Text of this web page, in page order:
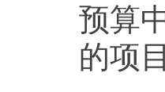
预算
的项